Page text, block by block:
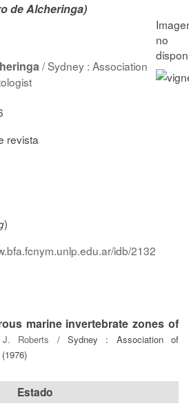
de Alcheringa)
/ Sydney : Association
revista
)
idb/2132
marine invertebrate zones of
J. Roberts / Sydney : Association of
Estado